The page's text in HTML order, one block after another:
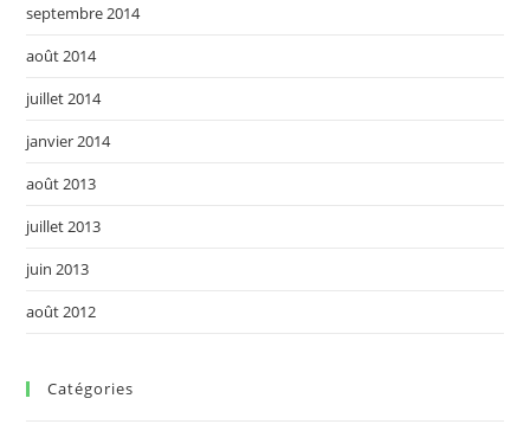
septembre 2014
août 2014
juillet 2014
janvier 2014
août 2013
juillet 2013
juin 2013
août 2012
Catégories